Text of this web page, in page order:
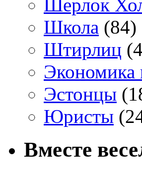
Шерлок
Школа (84)
Штирлиц
Экономика
Эстонцы
Юристы
Вместе